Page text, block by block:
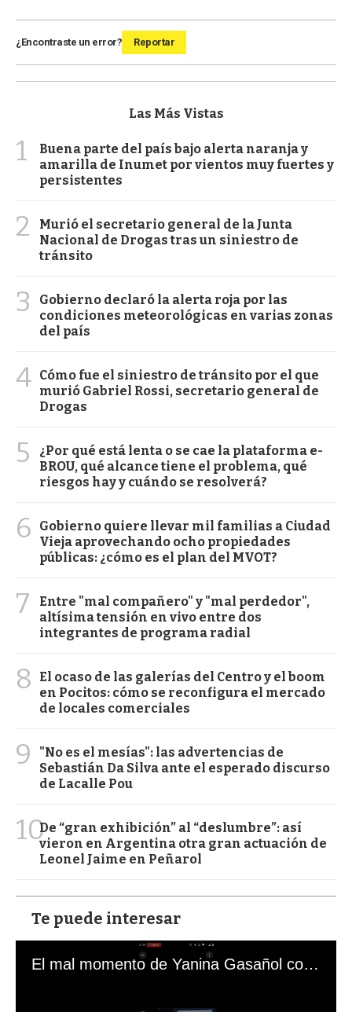
¿Encontraste un error? Reportar
Las Más Vistas
1
Buena parte del país bajo alerta naranja y
amarilla de Inumet por vientos muy fuertes y
persistentes
2
Murió el secretario general de la Junta
Nacional de Drogas tras un siniestro de
tránsito
3
Gobierno declaró la alerta roja por las
condiciones meteorológicas en varias zonas
del país
4 Cómo fue el siniestro de tránsito por el que
murió Gabriel Rossi, secretario general de
Drogas
5
¿Por qué está lenta o se cae la plataforma e-
BROU, qué alcance tiene el problema, qué
riesgos hay y cuándo se resolverá?
6
Gobierno quiere llevar mil familias a Ciudad
Vieja aprovechando ocho propiedades
públicas: ¿cómo es el plan del MVOT?
7
Entre "mal compañero" y "mal perdedor",
altísima tensión en vivo entre dos
integrantes de programa radial
8
El ocaso de las galerías del Centro y el boom
en Pocitos: cómo se reconfigura el mercado
de locales comerciales
9
"No es el mesías": las advertencias de
Sebastián Da Silva ante el esperado discurso
de Lacalle Pou
10De “gran exhibición” al “deslumbre”: así
vieron en Argentina otra gran actuación de
Leonel Jaime en Peñarol
Te puede interesar
El mal momento de Yanina Gasañol con un hincha argentino en "Subrayado"